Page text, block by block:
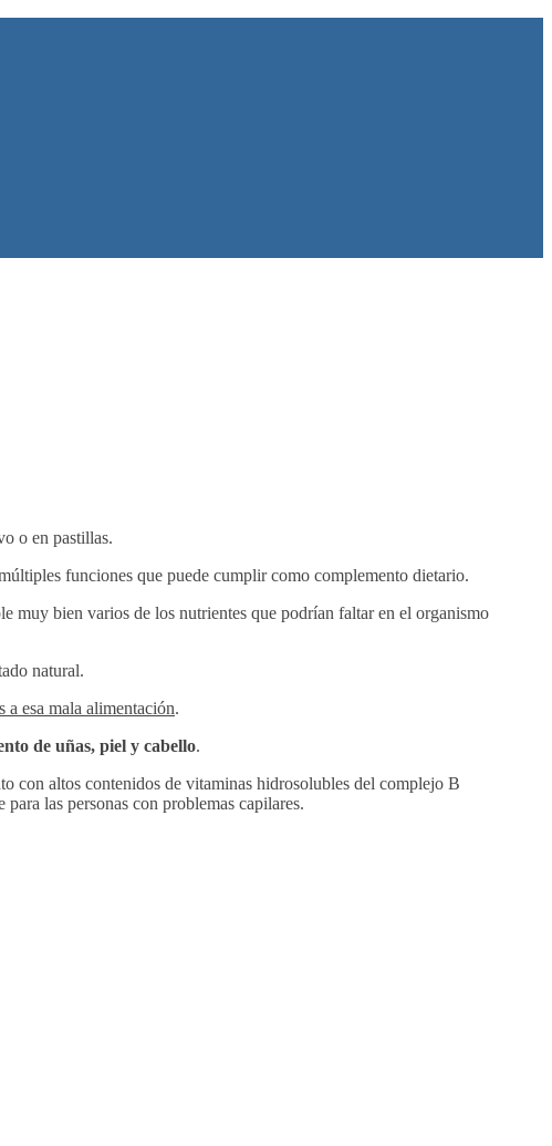
o en pastillas.
funciones que puede cumplir como complemento dietario.
muy bien varios de los nutrientes que podrían faltar en el organismo
natural.
a esa mala alimentación.
de uñas, piel y cabello.
con altos contenidos de vitaminas hidrosolubles del complejo B
las personas con problemas capilares.